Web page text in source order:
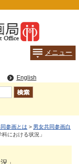
参画とは > 男女共同参画白
における状況」